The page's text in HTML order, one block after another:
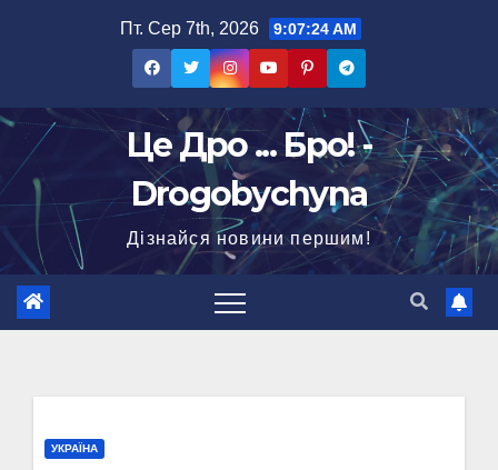
Пт. Сер 7th, 2026 9:07:25 AM
Це Дро ... Бро! -
Drogobychyna
Дізнайся новини першим!
УКРАЇНА